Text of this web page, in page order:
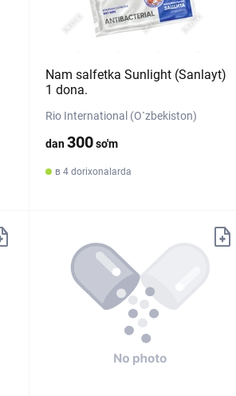
Nam salfetka Sunlight (Sanlayt)
1 dona.
Rio International (O`zbekiston)
dan300so'm
в 4 dorixonalarda